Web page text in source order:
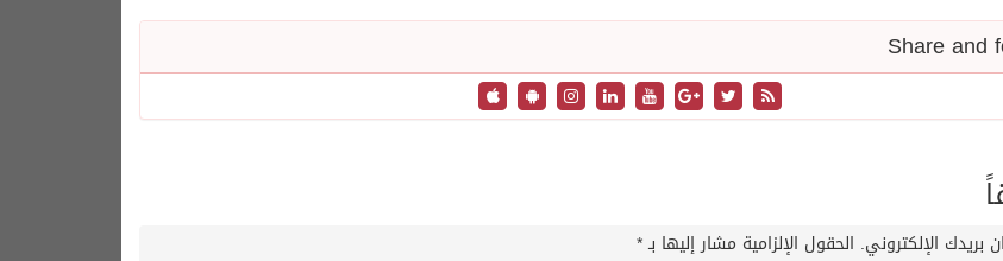
بريدك الإلكتروني. الحقول الإلزامية مشار إليها بـ*